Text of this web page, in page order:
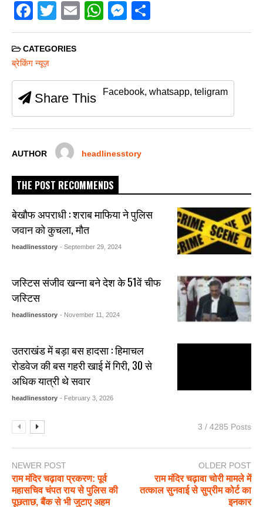
F
a
c
e
b
o
o
T
wi
tt
E
m
W
h
A
p
M
e
n
er
h
CATEGORIES
ब्रेकिंग न्यूज़
Share This Facebook, whatsapp, teligram
AUTHOR headlinesstory
THE POST RECOMMENDS
बेखौफ अपराधी : शराब माफिया ने पुलिस
जवान को कुचला, मौत
headlinesstory - September 29, 2024
जस्टिस संजीव खन्ना बने देश के 51वें चीफ
जस्टिस
headlinesstory - November 11, 2024
उतराखंड में बड़ा बस हादसा : हिमाचल
रोडवेज की बस गहरी खाई में गिरी, 30 से
अधिक यात्री थे सवार
headlinesstory - February 3, 2026
3 / 4285 Posts
NEWER POST
राम मंदिर चढ़ावा प्रकरण: पूर्व
महासचिव चंपत राय से पुलिस की
पूछताछ, बैंक से भी जुटाए अहम
OLDER POST
राम मंदिर चढ़ावा चोरी मामले में
तत्काल सुनवाई से सुप्रीम कोर्ट का
इनकार